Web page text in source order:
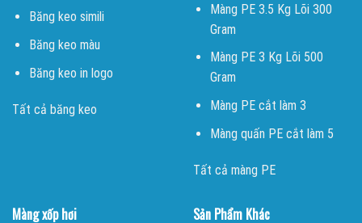
Băng keo simili
Băng keo màu
Băng keo in logo
Tất cả băng keo
Màng PE 3.5 Kg Lõi 300
Gram
Màng PE 3 Kg Lõi 500
Gram
Màng PE cắt làm 3
Màng quấn PE cắt làm 5
Tất cả màng PE
Màng xốp hơi Sản Phẩm Khác